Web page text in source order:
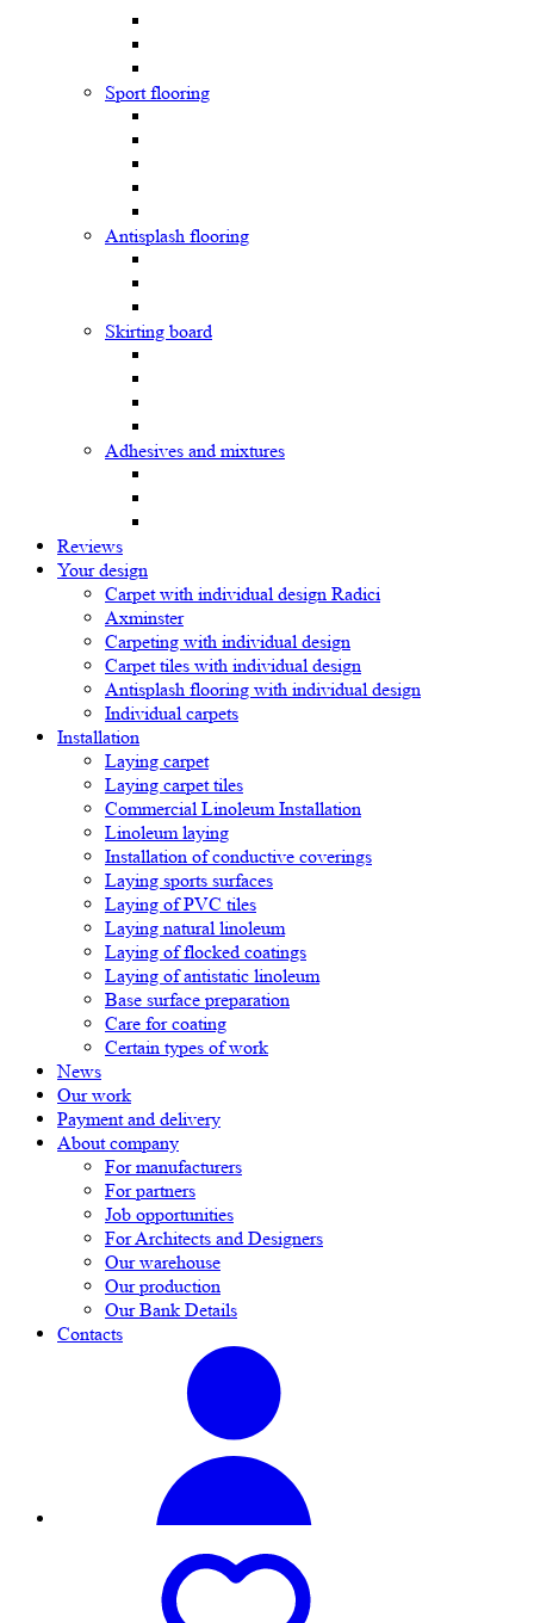
Sport flooring
Antisplash flooring
Skirting board
Adhesives and mixtures
Reviews
Your design
Carpet with individual design Radici
Axminster
Carpeting with individual design
Carpet tiles with individual design
Antisplash flooring with individual design
Individual carpets
Installation
Laying carpet
Laying carpet tiles
Commercial Linoleum Installation
Linoleum laying
Installation of conductive coverings
Laying sports surfaces
Laying of PVC tiles
Laying natural linoleum
Laying of flocked coatings
Laying of antistatic linoleum
Base surface preparation
Care for coating
Certain types of work
News
Our work
Payment and delivery
About company
For manufacturers
For partners
Job opportunities
For Architects and Designers
Our warehouse
Our production
Our Bank Details
Contacts